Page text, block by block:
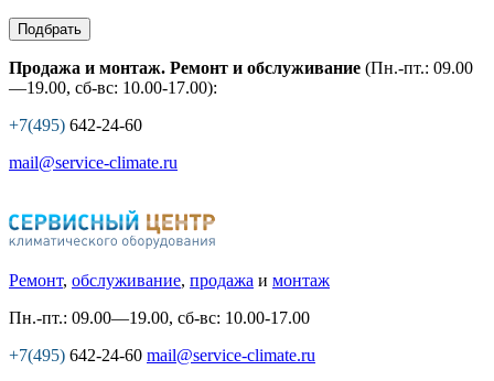
Подбрать
Продажа и монтаж. Ремонт и обслуживание (Пн.-пт.: 09.00
—19.00, сб-вс: 10.00-17.00):
+7(495) 642-24-60
mail@service-climate.ru
Ремонт, обслуживание, продажа и монтаж
Пн.-пт.: 09.00—19.00, сб-вс: 10.00-17.00
+7(495) 642-24-60 mail@service-climate.ru